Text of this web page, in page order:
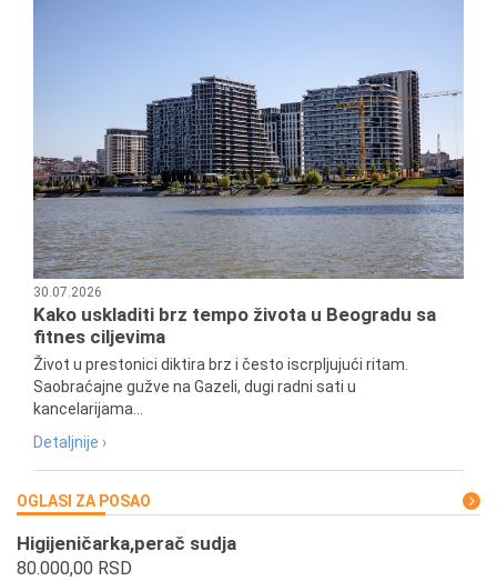
30.07.2026
Kako uskladiti brz tempo života u Beogradu sa
fitnes ciljevima
Život u prestonici diktira brz i često iscrpljujući ritam.
Saobraćajne gužve na Gazeli, dugi radni sati u
kancelarijama...
Detaljnije ›
OGLASI ZA POSAO
Higijeničarka,perač sudja
80.000,00 RSD